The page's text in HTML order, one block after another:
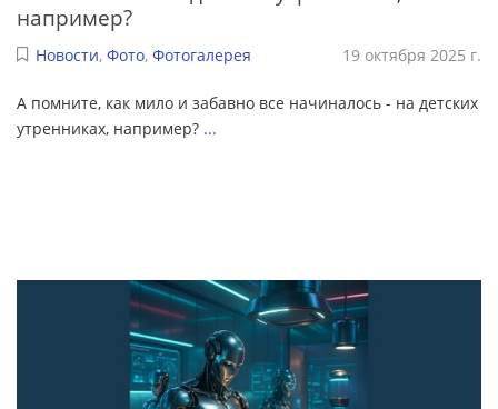
например?
Новости, Фото, Фотогалерея 19 октября 2025 г.
А помните, как мило и забавно все начиналось - на детских
утренниках, например? ...